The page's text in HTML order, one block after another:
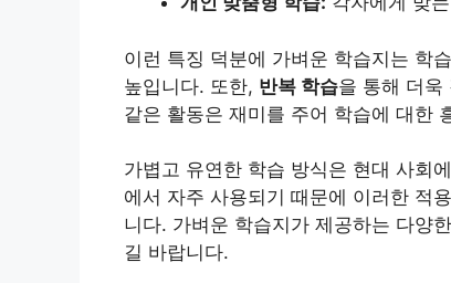
이런 특징 덕분에 가벼운 학습지는 학
높입니다. 또한, 반복 학습을 통해 더욱
같은 활동은 재미를 주어 학습에 대한
가볍고 유연한 학습 방식은 현대 사회
에서 자주 사용되기 때문에 이러한 적
니다. 가벼운 학습지가 제공하는 다양
길 바랍니다.